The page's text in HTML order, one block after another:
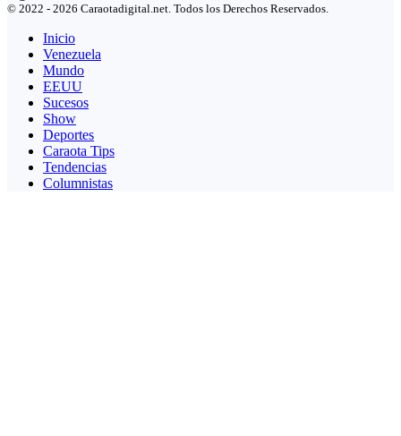
© 2022 - 2026 Caraotadigital.net. Todos los Derechos Reservados.
Inicio
Venezuela
Mundo
EEUU
Sucesos
Show
Deportes
Caraota Tips
Tendencias
Columnistas